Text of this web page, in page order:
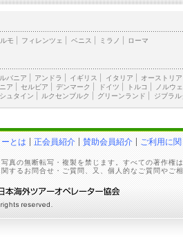
モ フィレンツェ ベニス ミラノ ローマ
バニア アンドラ イギリス イタリア オーストリア
ア セルビア デンマーク ドイツ トルコ
ノルウ
ュタイン ルクセンブルク グリーンランド ジブラル
とは 正会員紹介 賛助会員紹介 ご利用に
真の無断転写・複製を禁じます。すべての著作権
するお問合せ・ご質問、又、個人的なご質問やご